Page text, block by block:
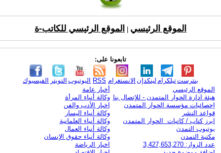
الموقع الرئيسي الموقع الرئيسي للكاتب-ة
تابعونا على:
الفيسبوك التويتر اليوتيوب RSS الانستغرام لينكدإن تيلكرامبنترست
الموقع الرئيسي
هيئة ادارة الحوار المتمدن - للإتصال بنا
إحصائيات مؤسسة الحوار المتمدن
قواعد النشر
ابرز كتاب / كاتبات الحوار المتمدن
يوتيوب التمدن
مكتبة التمدن
عدد الزوار: 3,427,653,270
أخبار عامة
وكالة أنباء المرأة
اخبار الأدب والفن
وكالة أنباء اليسار
وكالة أنباء العلمانية
وكالة أنباء العمال
وكالة أنباء حقوق الإنسان
اخبار الرياضة